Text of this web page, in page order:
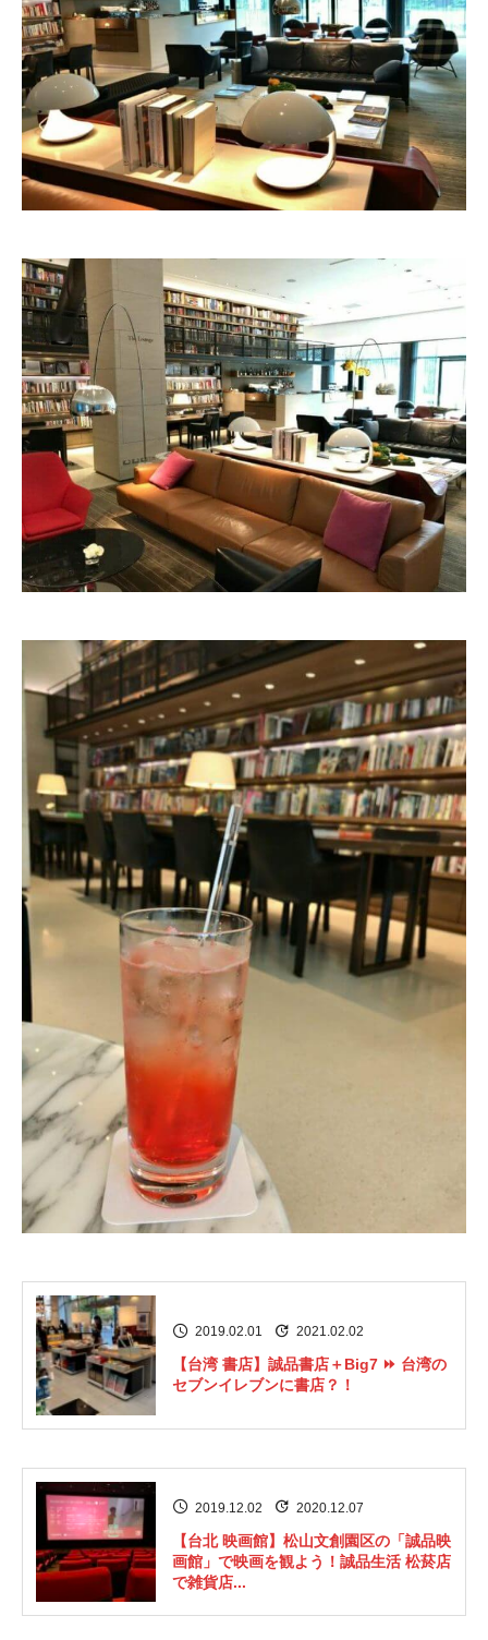
2019.02.01 2021.02.02
【台湾 書店】誠品書店＋Big7 ⏩ 台湾の
セブンイレブンに書店？！
2019.12.02 2020.12.07
【台北 映画館】松山文創園区の「誠品映
画館」で映画を観よう！誠品生活 松菸店
で雑貨店...